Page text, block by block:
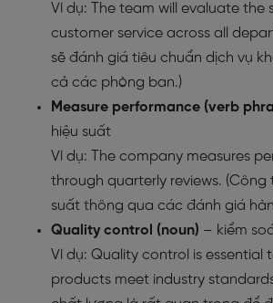
Ví dụ: The team will evaluate the
customer service across all
sẽ đánh giá tiêu chuẩn dịch vụ
cả các phòng ban.)
Measure performance (verb
hiệu suất
Ví dụ: The company measures
through quarterly reviews. (Công
suất thông qua các đánh giá
Quality control (noun) – kiểm
Ví dụ: Quality control is essential
products meet industry